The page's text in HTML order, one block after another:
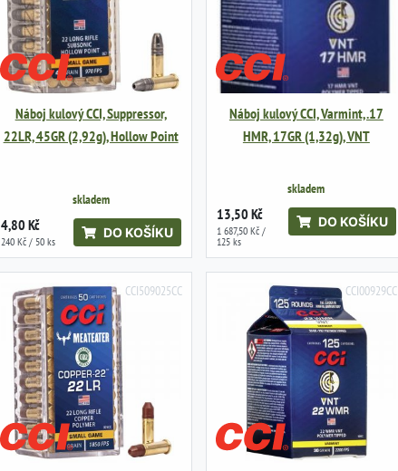
Náboj kulový CCI, Suppressor,
22LR, 45GR (2,92g), Hollow Point
skladem
4,80 Kč
240 Kč / 50 ks
DO KOŠÍKU
Náboj kulový CCI, Varmint, .17
HMR, 17GR (1,32g), VNT
skladem
13,50 Kč
1 687,50 Kč /
125 ks
DO KOŠÍKU
CCI509025CC CCI00929CC